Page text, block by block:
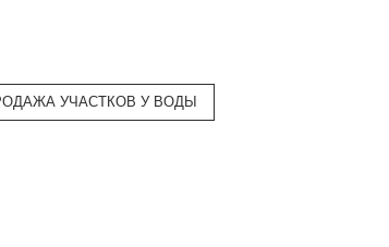
УЧАСТКОВ У ВОДЫ